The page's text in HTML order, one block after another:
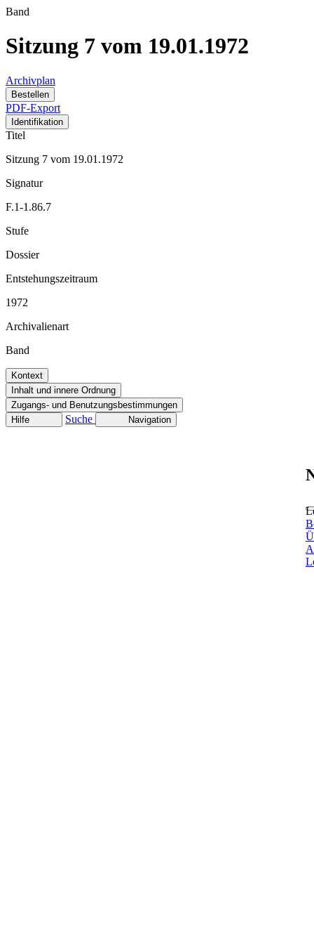
Band
Sitzung 7 vom 19.01.1972
Archivplan
Bestellen
PDF-Export
Identifikation
Titel
Sitzung 7 vom 19.01.1972
Signatur
F.1-1.86.7
Stufe
Dossier
Entstehungszeitraum
1972
Archivalienart
Band
Kontext
Inhalt und innere Ordnung
Zugangs- und Benutzungsbestimmungen
Hilfe
Suche Navigation